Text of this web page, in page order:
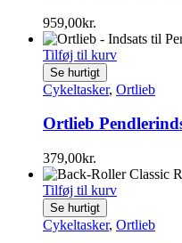
959,00kr.
Tilføj til kurv
Se hurtigt
Cykeltasker, Ortlieb
Ortlieb
379,00kr.
Tilføj til kurv
Se hurtigt
Cykeltasker, Ortlieb